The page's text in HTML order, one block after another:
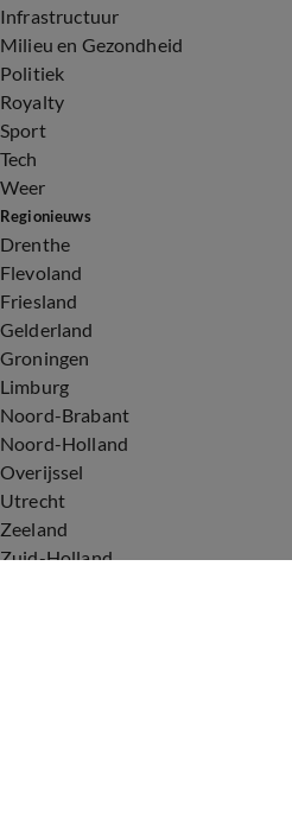
Infrastructuur
Milieu en Gezondheid
Politiek
Royalty
Sport
Tech
Weer
Regionieuws
Drenthe
Flevoland
Friesland
Gelderland
Groningen
Limburg
Noord-Brabant
Noord-Holland
Overijssel
Utrecht
Zeeland
Zuid-Holland